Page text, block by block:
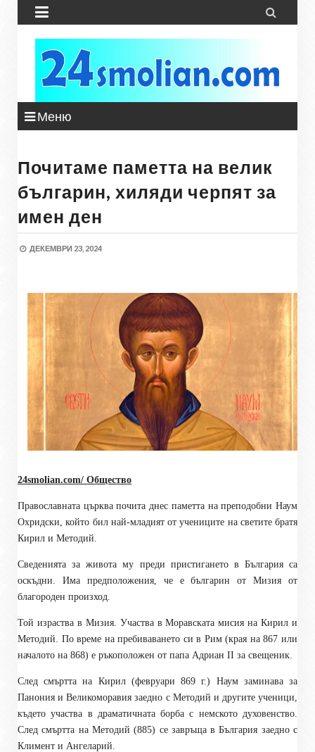
 
Меню
Почитаме паметта на велик
българин, хиляди черпят за
имен ден
ДЕКЕМВРИ 23, 2024
24smolian.com/ Общество
Православната църква почита днес паметта на преподобни Наум
Охридски, който бил най-младият от учениците на светите братя
Кирил и Методий.
Сведенията за живота му преди пристигането в България са
оскъдни. Има предположения, че е българин от Мизия от
благороден произход.
Той израства в Мизия. Участва в Моравската мисия на Кирил и
Методий. По време на пребиваването си в Рим (края на 867 или
началото на 868) е ръкоположен от папа Адриан II за свещеник.
След смъртта на Кирил (февруари 869 г.) Наум заминава за
Панония и Великоморавия заедно с Методий и другите ученици,
където участва в драматичната борба с немското духовенство.
След смъртта на Методий (885) се завръща в България заедно с
Климент и Ангеларий.